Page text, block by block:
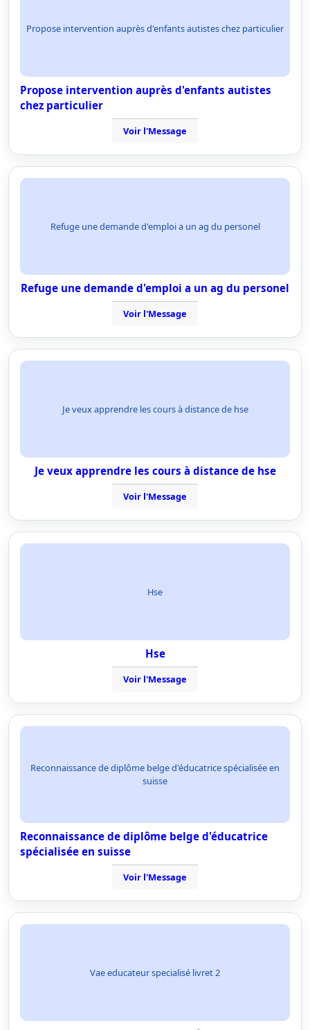
Propose intervention auprès d'enfants autistes chez particulier
Propose intervention auprès d'enfants autistes
chez particulier
Voir l'Message
Refuge une demande d'emploi a un ag du personel
Refuge une demande d'emploi a un ag du personel
Voir l'Message
Je veux apprendre les cours à distance de hse
Je veux apprendre les cours à distance de hse
Voir l'Message
Hse
Hse
Voir l'Message
Reconnaissance de diplôme belge d'éducatrice spécialisée en
suisse
Reconnaissance de diplôme belge d'éducatrice
spécialisée en suisse
Voir l'Message
Vae educateur specialisé livret 2